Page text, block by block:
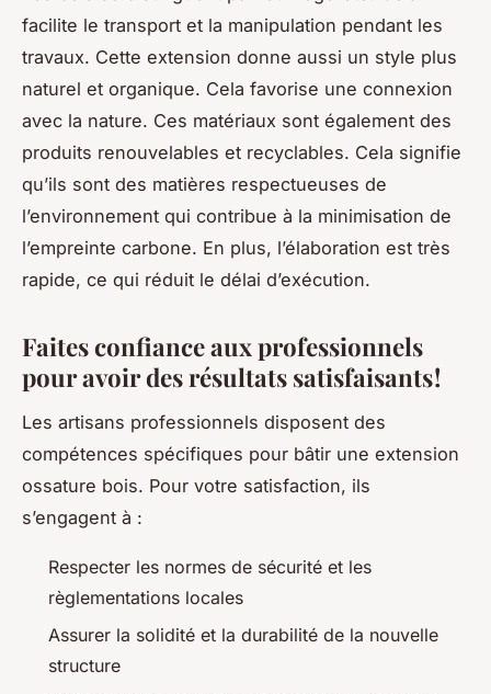
facilite le transport et la manipulation pendant les
travaux. Cette extension donne aussi un style plus
naturel et organique. Cela favorise une connexion
avec la nature. Ces matériaux sont également des
produits renouvelables et recyclables. Cela signifie
qu’ils sont des matières respectueuses de
l’environnement qui contribue à la minimisation de
l’empreinte carbone. En plus, l’élaboration est très
rapide, ce qui réduit le délai d’exécution.
Faites confiance aux professionnels
pour avoir des résultats satisfaisants !
Les artisans professionnels disposent des
compétences spécifiques pour bâtir une extension
ossature bois. Pour votre satisfaction, ils
s’engagent à :
Respecter les normes de sécurité et les
règlementations locales
Assurer la solidité et la durabilité de la nouvelle
structure